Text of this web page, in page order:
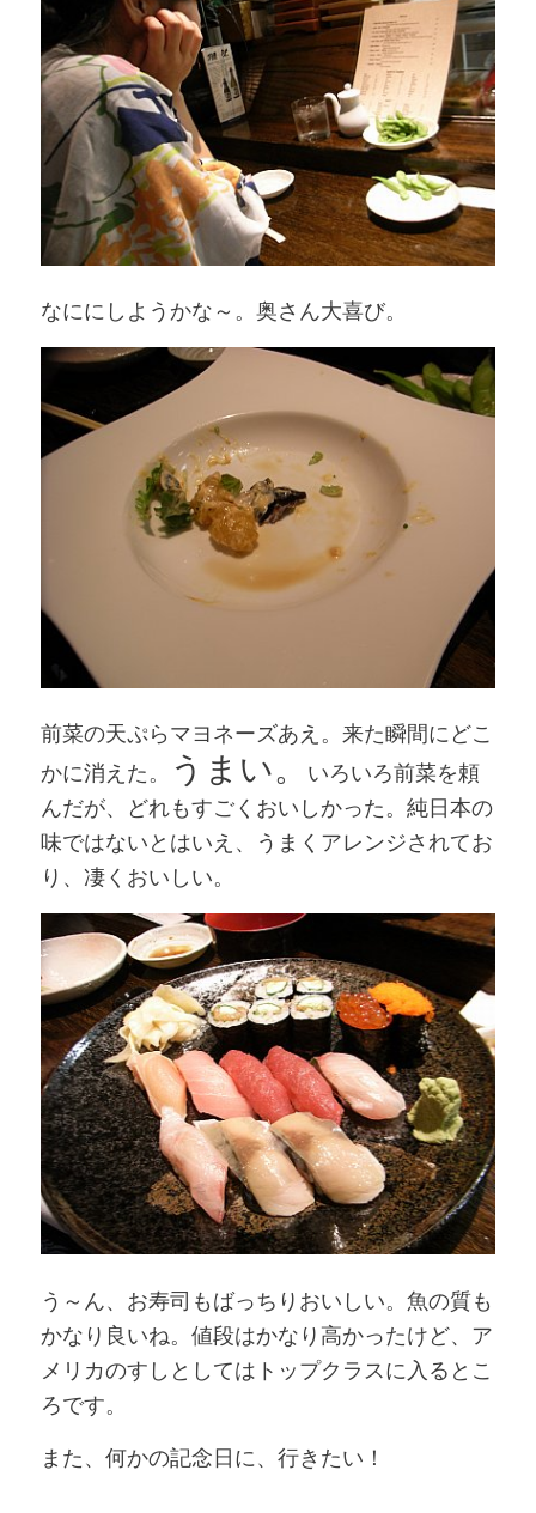
なににしようかな～。奥さん大喜び。
前菜の天ぷらマヨネーズあえ。来た瞬間にどこ
かに消えた。
うまい。
いろいろ前菜を頼
んだが、どれもすごくおいしかった。純日本の
味ではないとはいえ、うまくアレンジされてお
り、凄くおいしい。
う～ん、お寿司もばっちりおいしい。魚の質も
かなり良いね。値段はかなり高かったけど、ア
メリカのすしとしてはトップクラスに入るとこ
ろです。
また、何かの記念日に、行きたい！